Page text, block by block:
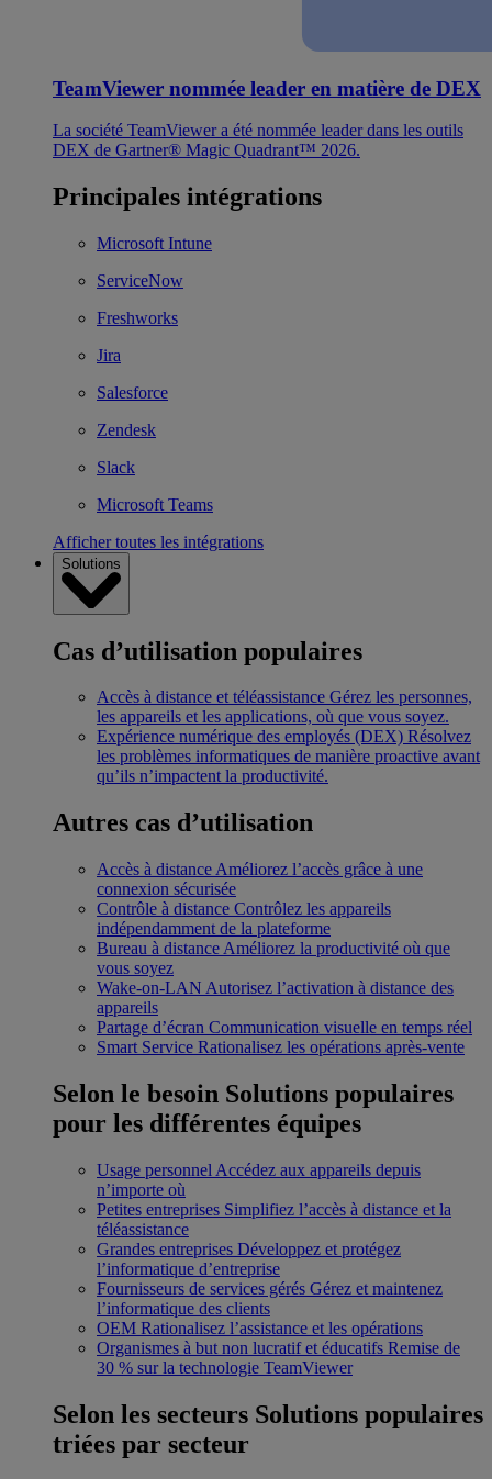
TeamViewer nommée leader en matière de DEX
La société TeamViewer a été nommée leader dans les outils
DEX de Gartner® Magic Quadrant™ 2026.
Principales intégrations
Microsoft Intune
ServiceNow
Freshworks
Jira
Salesforce
Zendesk
Slack
Microsoft Teams
Afficher toutes les intégrations
Solutions
Cas d’utilisation populaires
Accès à distance et téléassistance Gérez les personnes,
les appareils et les applications, où que vous soyez.
Expérience numérique des employés (DEX) Résolvez
les problèmes informatiques de manière proactive avant
qu’ils n’impactent la productivité.
Autres cas d’utilisation
Accès à distance Améliorez l’accès grâce à une
connexion sécurisée
Contrôle à distance Contrôlez les appareils
indépendamment de la plateforme
Bureau à distance Améliorez la productivité où que
vous soyez
Wake-on-LAN Autorisez l’activation à distance des
appareils
Partage d’écran Communication visuelle en temps réel
Smart Service Rationalisez les opérations après-vente
Selon le besoin Solutions populaires
pour les différentes équipes
Usage personnel Accédez aux appareils depuis
n’importe où
Petites entreprises Simplifiez l’accès à distance et la
téléassistance
Grandes entreprises Développez et protégez
l’informatique d’entreprise
Fournisseurs de services gérés Gérez et maintenez
l’informatique des clients
OEM Rationalisez l’assistance et les opérations
Organismes à but non lucratif et éducatifs Remise de
30 % sur la technologie TeamViewer
Selon les secteurs Solutions populaires
triées par secteur